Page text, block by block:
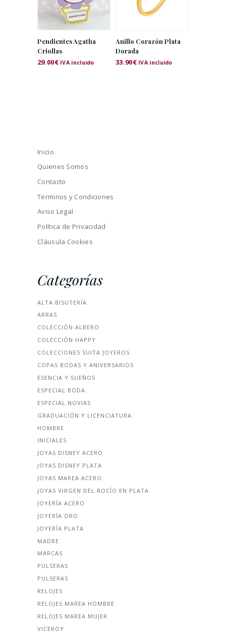
Pendientes Agatha
Criollas
29.00€ IVA incluido
Anillo Corazón Plata
Dorada
33.90€ IVA incluido
Inicio
Quienes Somos
Contacto
Terminos y Condiciones
Aviso Legal
Política de Privacidad
Cláusula Cookies
Categorías
ALTA BISUTERÍA
ARRAS
COLECCIÓN ALBERO
COLECCIÓN HAPPY
COLECCIONES SUITA JOYEROS
COPAS BODAS Y ANIVERSARIOS
ESENCIA Y SUEÑOS
ESPECIAL BODA
ESPECIAL NOVIAS
GRADUACIÓN Y LICENCIATURA
HOMBRE
INICIALES
JOYAS DISNEY ACERO
JOYAS DISNEY PLATA
JOYAS MAREA ACERO
JOYAS VIRGEN DEL ROCÍO EN PLATA
JOYERÍA ACERO
JOYERÍA ORO
JOYERÍA PLATA
MADRE
MARCAS
PULSERAS
PULSERAS
RELOJES
RELOJES MAREA HOMBRE
RELOJES MAREA MUJER
VICEROY